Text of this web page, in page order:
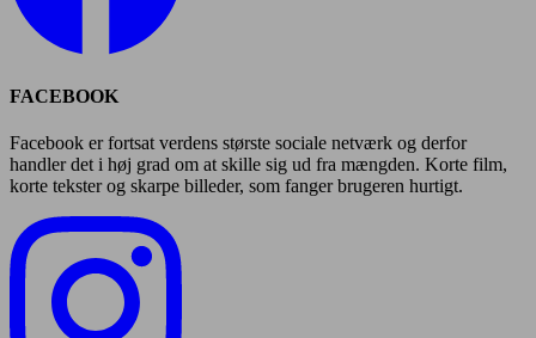
FACEBOOK
Facebook er fortsat verdens største sociale netværk og derfor
handler det i høj grad om at skille sig ud fra mængden. Korte film,
korte tekster og skarpe billeder, som fanger brugeren hurtigt.